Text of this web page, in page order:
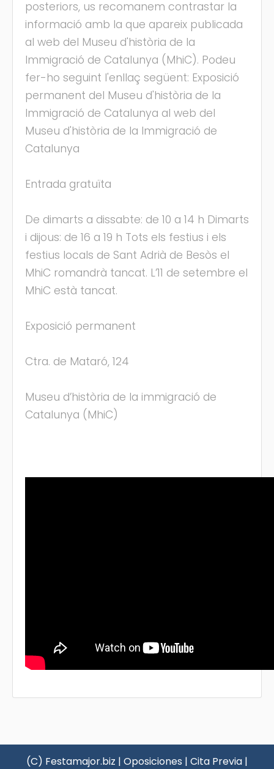
posteriors, us recomanem contrastar la
informació amb la que apareix publicada
al web del Museu d'història de la
Immigració de Catalunya (MhiC). Podeu
fer-ho seguint l'enllaç següent: Exposició
permanent del Museu d'història de la
Immigració de Catalunya al web del
Museu d'història de la Immigració de
Catalunya
Entrada gratuïta
De dimarts a dissabte: de 10 a 14 h Dimarts
i dijous: de 16 a 19 h Tots els festius i els
festius locals de Sant Adrià de Besòs el
MhiC romandrà tancat. L’11 de setembre el
MhiC està tancat.
Exposició permanent
Ctra. de Mataró, 124
Museu d’història de la immigració de
Catalunya (MhiC)
(C) Festamajor.biz | Oposiciones | Cita Previa |